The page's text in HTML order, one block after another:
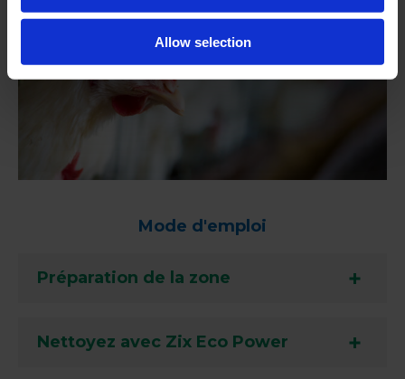
Allow selection
Mode d'emploi
Préparation de la zone
Nettoyez avec Zix Eco Power